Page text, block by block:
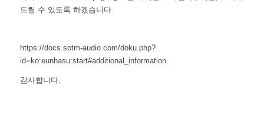
드릴 수 있도록 하겠습니다.
https://docs.sotm-audio.com/doku.php?
id=ko:eunhasu:start#additional_information
감사합니다.